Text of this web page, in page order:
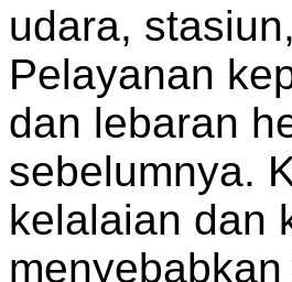
udara,
Pelayanan
dan lebaran
sebelumnya.
kelalaian dan